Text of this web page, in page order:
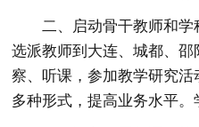
二、启动骨干教师和
选派教师到大连、城都、
察、听课，参加教学研究
多种形式，提高业务水平。